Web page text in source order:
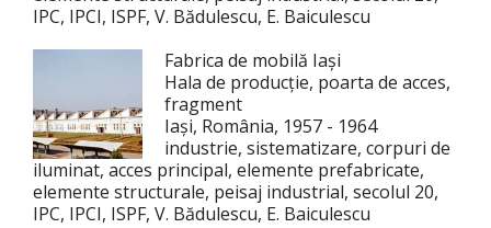
IPC, IPCI, ISPF, V. Bădulescu, E. Baiculescu
Fabrica de mobilă Iași
Hala de producție, poarta de acces,
fragment
Iași, România, 1957 - 1964
industrie, sistematizare, corpuri de
iluminat, acces principal, elemente prefabricate,
elemente structurale, peisaj industrial, secolul 20,
IPC, IPCI, ISPF, V. Bădulescu, E. Baiculescu